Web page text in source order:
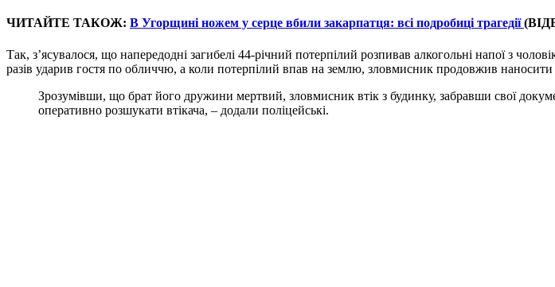
ЧИТАЙТЕ ТАКОЖ: В Угорщині ножем у серце вбили закарпатця: всі подробиці трагедії
Так, з’ясувалося, що напередодні загибелі 44-річний потерпілий розпивав алкогольні напої з
разів ударив гостя по обличчю, а коли потерпілий впав на землю, зловмисник продовжив наносити
Зрозумівши, що брат його дружини мертвий, зловмисник втік з будинку, забравши свої
оперативно розшукати втікача, – додали поліцейські.